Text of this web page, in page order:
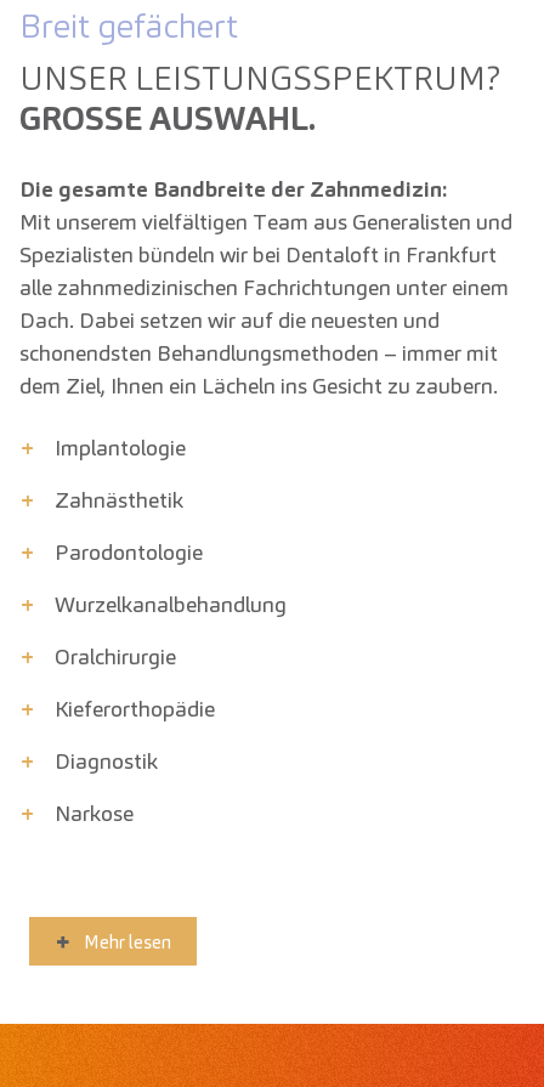
Breit gefächert
UNSER LEISTUNGS­SPEKTRUM?
GROSSE AUSWAHL.
Die gesamte Bandbreite der Zahnmedizin:
Mit unserem vielfältigen Team aus Generalisten und
Spezialisten bündeln wir bei Dentaloft in Frankfurt
alle zahnmedizinischen Fachrichtungen unter einem
Dach. Dabei setzen wir auf die neuesten und
schonendsten Behandlungsmethoden – immer mit
dem Ziel, Ihnen ein Lächeln ins Gesicht zu zaubern.
+
Implantologie
+
Zahnästhetik
+
Parodont­ologie
+
Wurzelkanal­behandlung
+
Oralchirurgie
+
Kiefer­orthopädie
+
Diagnostik
+
Narkose
Mehr lesen